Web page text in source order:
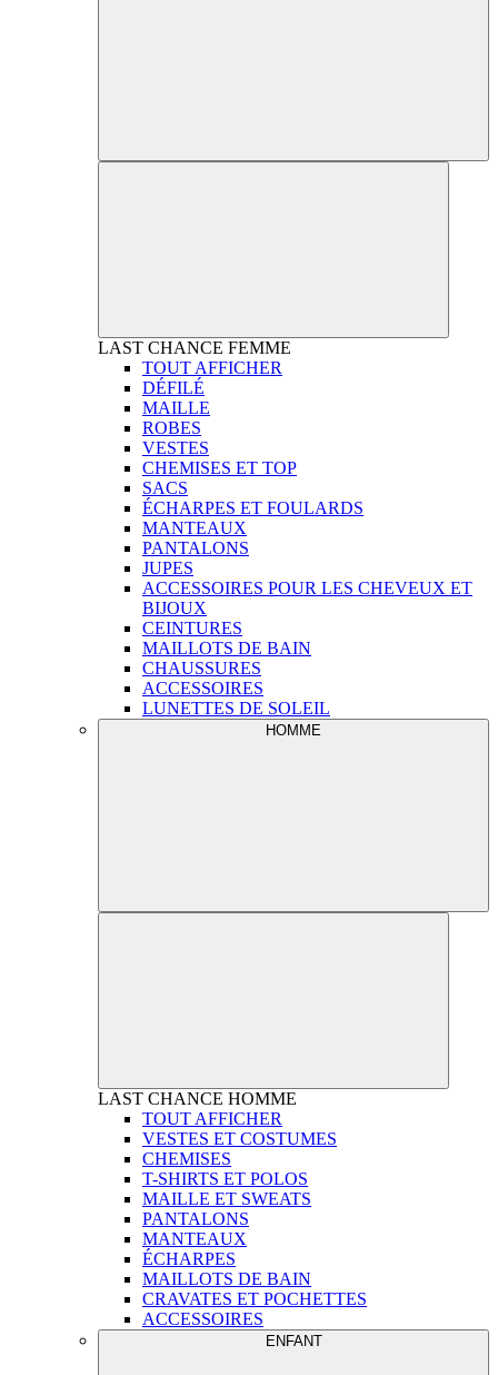
LAST CHANCE FEMME
TOUT AFFICHER
DÉFILÉ
MAILLE
ROBES
VESTES
CHEMISES ET TOP
SACS
ÉCHARPES ET FOULARDS
MANTEAUX
PANTALONS
JUPES
ACCESSOIRES POUR LES CHEVEUX ET
BIJOUX
CEINTURES
MAILLOTS DE BAIN
CHAUSSURES
ACCESSOIRES
LUNETTES DE SOLEIL
HOMME
LAST CHANCE HOMME
TOUT AFFICHER
VESTES ET COSTUMES
CHEMISES
T-SHIRTS ET POLOS
MAILLE ET SWEATS
PANTALONS
MANTEAUX
ÉCHARPES
MAILLOTS DE BAIN
CRAVATES ET POCHETTES
ACCESSOIRES
ENFANT